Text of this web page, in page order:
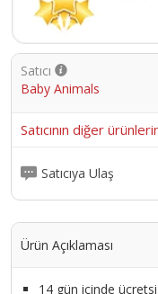
Eşofman Takımı ile kız
verin ve küçük
dönüştürün.;
Ürün Kodu :1873-
Satıcı
Baby Animals
Satıcının diğer
Satıcıya Ulaş
Ürün Açıklaması
14 gün içinde